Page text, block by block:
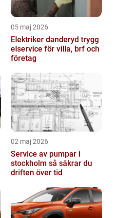
05 maj 2026
Elektriker danderyd trygg
elservice för villa, brf och
företag
02 maj 2026
Service av pumpar i
stockholm så säkrar du
driften över tid